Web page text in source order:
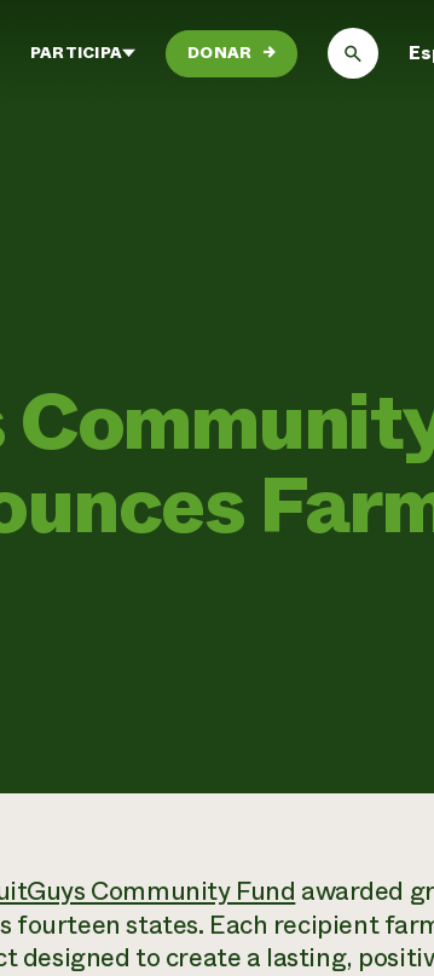
PARTICIPA DONAR →
Community Fund awarded
fourteen states. Each recipient
designed to create a lasting,